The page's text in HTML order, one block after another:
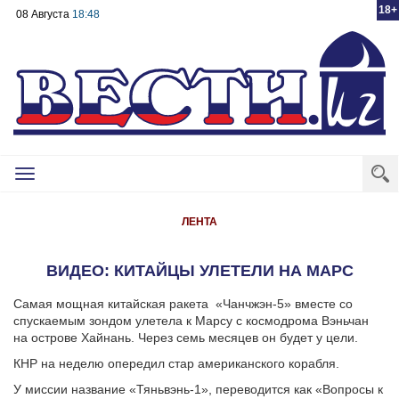
18+
08 Августа 18:48
Toggle
ЛЕНТА
ВИДЕО: КИТАЙЦЫ УЛЕТЕЛИ НА МАРС
Самая мощная китайская ракета «Чанчжэн-5» вместе со
спускаемым зондом улетела к Марсу с космодрома Вэньчан
на острове Хайнань. Через семь месяцев он будет у цели.
КНР на неделю опередил стар американского корабля.
У миссии название «Тяньвэнь-1», переводится как «Вопросы к